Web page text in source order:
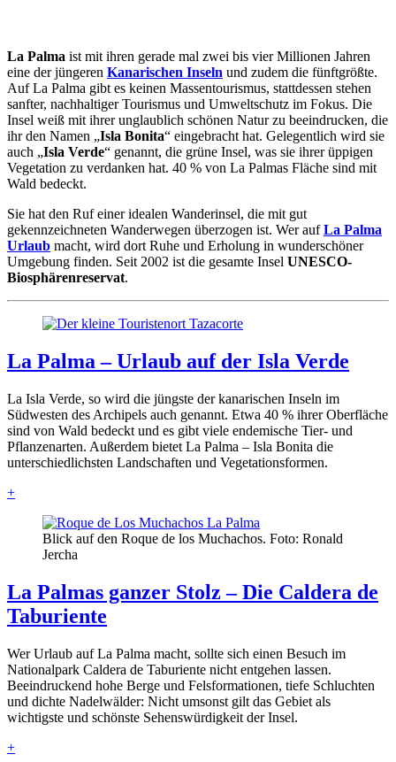
La Palma ist mit ihren gerade mal zwei bis vier Millionen Jahren
eine der jüngeren Kanarischen Inseln und zudem die fünftgrößte.
Auf La Palma gibt es keinen Massentourismus, stattdessen stehen
sanfter, nachhaltiger Tourismus und Umweltschutz im Fokus. Die
Insel weiß mit ihrer unglaublich schönen Natur zu beeindrucken, die
ihr den Namen „Isla Bonita“ eingebracht hat. Gelegentlich wird sie
auch „Isla Verde“ genannt, die grüne Insel, was sie ihrer üppigen
Vegetation zu verdanken hat. 40 % von La Palmas Fläche sind mit
Wald bedeckt.
Sie hat den Ruf einer idealen Wanderinsel, die mit gut
gekennzeichneten Wanderwegen überzogen ist. Wer aufLa Palma
Urlaub macht, wird dort Ruhe und Erholung in wunderschöner
Umgebung finden. Seit 2002 ist die gesamte Insel UNESCO-
Biosphärenreservat.
La Palma – Urlaub auf der Isla Verde
La Isla Verde, so wird die jüngste der kanarischen Inseln im
Südwesten des Archipels auch genannt. Etwa 40 % ihrer Oberfläche
sind von Wald bedeckt und es gibt viele endemische Tier- und
Pflanzenarten. Außerdem bietet La Palma – Isla Bonita die
unterschiedlichsten Landschaften und Vegetationsformen.
+
Blick auf den Roque de los Muchachos. Foto: Ronald
Jercha
La Palmas ganzer Stolz – Die Caldera de
Taburiente
Wer Urlaub auf La Palma macht, sollte sich einen Besuch im
Nationalpark Caldera de Taburiente nicht entgehen lassen.
Beeindruckend hohe Berge und Felsformationen, tiefe Schluchten
und dichte Nadelwälder: Nicht umsonst gilt das Gebiet als
wichtigste und schönste Sehenswürdigkeit der Insel.
+